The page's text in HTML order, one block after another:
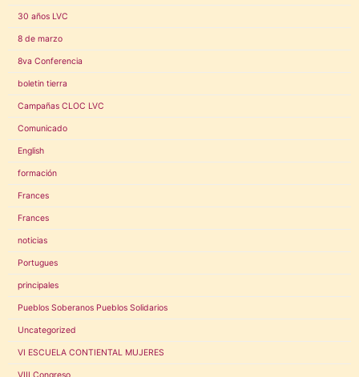
30 años LVC
8 de marzo
8va Conferencia
boletin tierra
Campañas CLOC LVC
Comunicado
English
formación
Frances
Frances
noticias
Portugues
principales
Pueblos Soberanos Pueblos Solidarios
Uncategorized
VI ESCUELA CONTIENTAL MUJERES
VIII Congreso